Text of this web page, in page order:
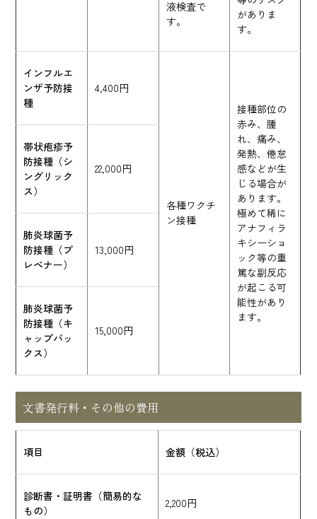
液検査で
す。
がありま
す。
インフルエ
ンザ予防接
種
4,400円
各種ワクチ
ン接種
接種部位の
赤み、腫
れ、痛み、
発熱、倦怠
感などが生
じる場合が
あります。
極めて稀に
アナフィラ
キシーショ
ック等の重
篤な副反応
が起こる可
能性があり
ます。
帯状疱疹予
防接種（シ
ングリック
ス）
22,000円
肺炎球菌予
防接種（プ
レベナー）
13,000円
肺炎球菌予
防接種（キ
ャップバッ
クス）
15,000円
文書発行料・その他の費用
項目 金額（税込）
診断書・証明書（簡易的な
もの）
2,200円